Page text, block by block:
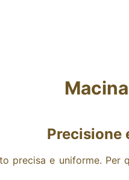
Precisione
precisa e uniforme.